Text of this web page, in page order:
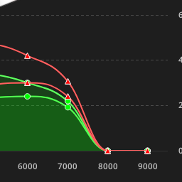
6000 7000 8000 9000